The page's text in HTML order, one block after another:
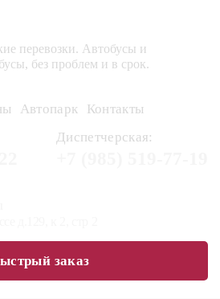
перевозки. Автобусы и
без проблем и в срок.
Автопарк
Контакты
Диспетчерская:
заказ